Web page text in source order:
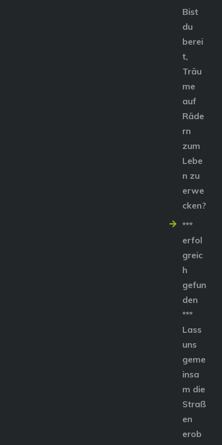
Bist
du
berei
t,
Träu
me
auf
Räde
rn
zum
Lebe
n zu
erwe
cken?
***
erfol
greic
h
gefun
den
***
Lass
uns
geme
insa
m die
Straß
en
erob